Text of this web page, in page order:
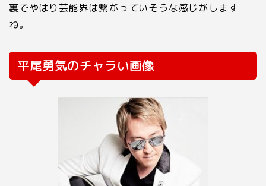
裏でやはり芸能界は繋がっていそうな感じがします
ね。
平尾勇気のチャラい画像